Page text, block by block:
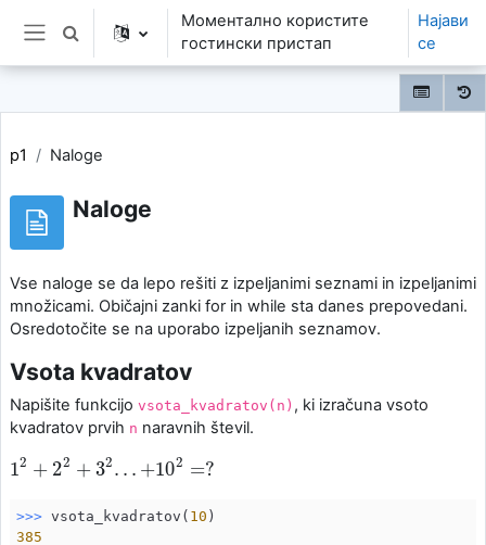
Оди до главна содржина
Страничен панел
Toggle search input
Моментално користите
гостински пристап
Најави
се
p1 Naloge
Naloge
Vse naloge se da lepo rešiti z izpeljanimi seznami in izpeljanimi
množicami. Običajni zanki for in while sta danes prepovedani.
Osredotočite se na uporabo izpeljanih seznamov.
Vsota kvadratov
Napišite funkcijo vsota_kvadratov(n) , ki izračuna vsoto
kvadratov prvih n naravnih števil.
12 + 22 + 32. . . +102 =?
12 +2 2+32. ..+10 2 =?
>>> vsota_kvadratov( 10
385